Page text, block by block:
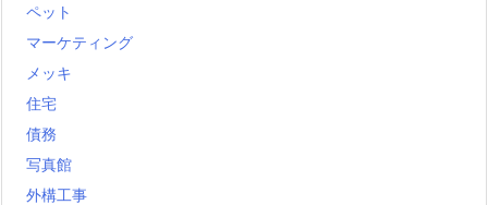
ペット
マーケティング
メッキ
住宅
債務
写真館
外構工事